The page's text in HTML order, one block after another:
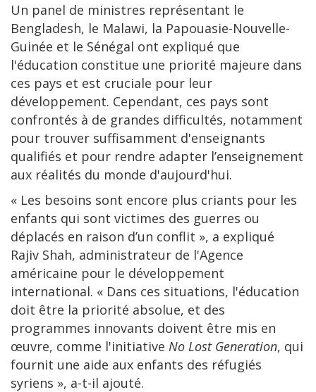
Un panel de ministres représentant le
Bengladesh, le Malawi, la Papouasie-Nouvelle-
Guinée et le Sénégal ont expliqué que
l'éducation constitue une priorité majeure dans
ces pays et est cruciale pour leur
développement. Cependant, ces pays sont
confrontés à de grandes difficultés, notamment
pour trouver suffisamment d'enseignants
qualifiés et pour rendre adapter l’enseignement
aux réalités du monde d'aujourd'hui.
« Les besoins sont encore plus criants pour les
enfants qui sont victimes des guerres ou
déplacés en raison d’un conflit », a expliqué
Rajiv Shah, administrateur de l'Agence
américaine pour le développement
international. « Dans ces situations, l'éducation
doit être la priorité absolue, et des
programmes innovants doivent être mis en
œuvre, comme l'initiative No Lost Generation, qui
fournit une aide aux enfants des réfugiés
syriens », a-t-il ajouté.